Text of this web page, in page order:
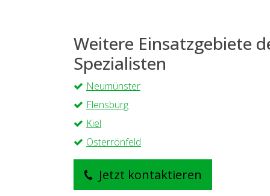
Weitere Einsatzgebiete
Spezialisten
Neumünster
Flensburg
Kiel
Osterrönfeld
Jetzt kontaktieren